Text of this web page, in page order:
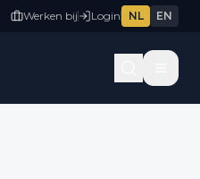
Werken bij Login NL EN